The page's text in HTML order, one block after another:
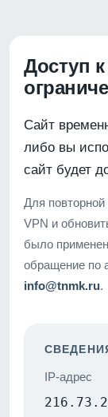
Доступ
Сайт
либо вы
сайт будет
Для повторной
VPN и
было
обращение по
info@tnmk.ru.
IP-адрес